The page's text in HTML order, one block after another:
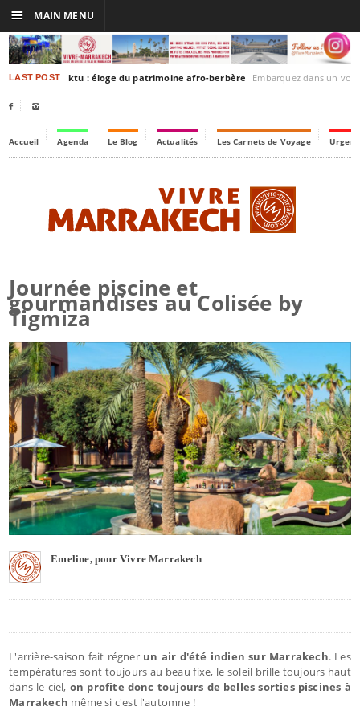
LAST POSTTimbuktu : éloge du patrimoine afro-berbère Embarquez dans un voyage culturel dans le
 
Accueil Agenda Le Blog Actualités Les Carnets de Voyage
Journée piscine et
gourmandises au Colisée by
Tigmiza
Emeline, pour Vivre Marrakech
L'arrière-saison fait régner un air d'été indien sur Marrakech. Les
températures sont toujours au beau fixe, le soleil brille toujours haut
dans le ciel, on profite donc toujours de belles sorties piscines à
Marrakech même si c'est l'automne !
☰ MAIN MENU